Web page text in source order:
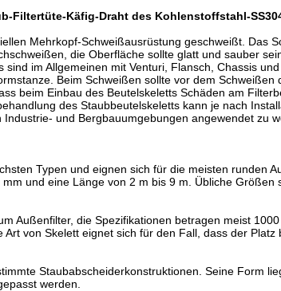
Filtertüte-Käfig-Draht des Kohlenstoffstahl-
Mehrkopf-Schweißausrüstung geschweißt. Das
die Oberfläche sollte glatt und sauber
sind im Allgemeinen mit Venturi, Flansch, Chassis
Beim Schweißen sollte vor dem
beim Einbau des Beutelskeletts Schäden am
des Staubbeutelskeletts kann je nach
und Bergbauumgebungen angewendet zu
Typen und eignen sich für die meisten runden
und eine Länge von 2 m bis 9 m. Übliche
Außenfilter, die Spezifikationen betragen meist
von Skelett eignet sich für den Fall, dass der
Staubabscheiderkonstruktionen. Seine Form
werden.